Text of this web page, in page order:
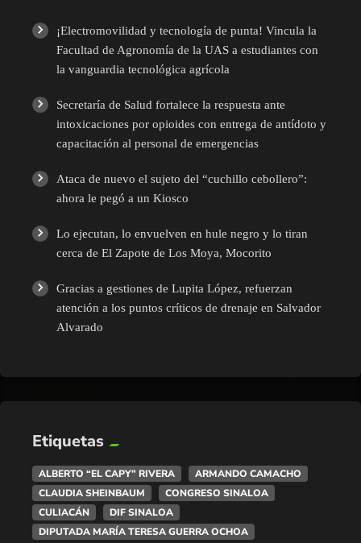
¡Electromovilidad y tecnología de punta! Vincula la
Facultad de Agronomía de la UAS a estudiantes con
la vanguardia tecnológica agrícola
Secretaría de Salud fortalece la respuesta ante
intoxicaciones por opioides con entrega de antídoto y
capacitación al personal de emergencias
Ataca de nuevo el sujeto del “cuchillo cebollero”:
ahora le pegó a un Kiosco
Lo ejecutan, lo envuelven en hule negro y lo tiran
cerca de El Zapote de Los Moya, Mocorito
Gracias a gestiones de Lupita López, refuerzan
atención a los puntos críticos de drenaje en Salvador
Alvarado
Etiquetas
ALBERTO “EL CAPY” RIVERA
ARMANDO CAMACHO
CLAUDIA SHEINBAUM
CONGRESO SINALOA
CULIACÁN
DIF SINALOA
DIPUTADA MARÍA TERESA GUERRA OCHOA